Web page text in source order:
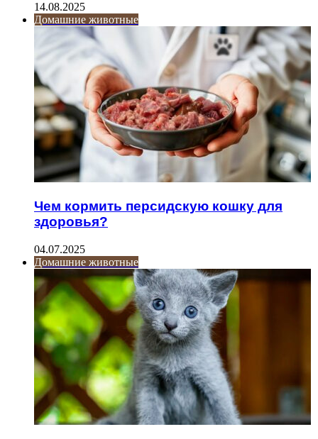
14.08.2025
Домашние животные
Чем кормить персидскую кошку для
здоровья?
04.07.2025
Домашние животные